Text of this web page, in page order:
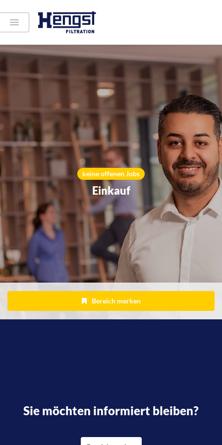
keine offenen Jobs
Einkauf
Bereich merken
Sie möchten informiert bleiben?